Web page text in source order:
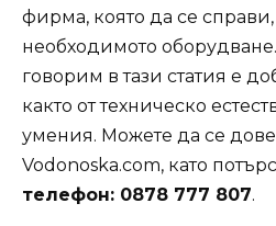
фирма, която да се
необходимото
говорим в тази статия е
както от техническо
умения. Можете да се
Vodonoska.com, като
телефон: 0878 777 807.